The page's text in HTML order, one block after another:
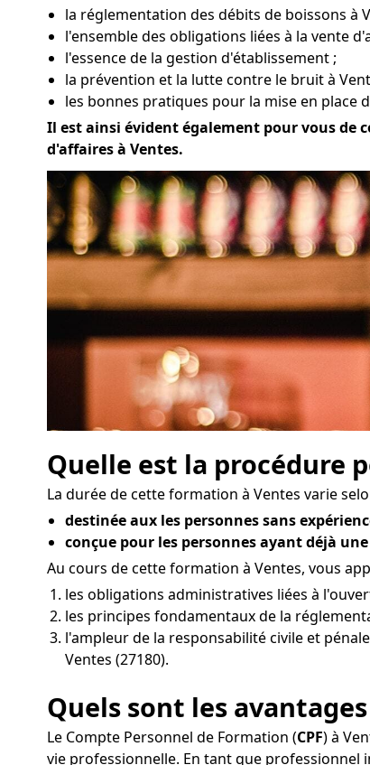
la réglementation des débits de boissons à
l'ensemble des obligations liées à la vente
l'essence de la gestion d'établissement ;
la prévention et la lutte contre le bruit à
les bonnes pratiques pour la mise en place
Il est ainsi évident également pour vous de
d'affaires à Ventes.
Quelle est la procédure
La durée de cette formation à Ventes varie
destinée aux les personnes sans
conçue pour les personnes ayant déjà
Au cours de cette formation à Ventes, vous
les obligations administratives liées à
les principes fondamentaux de la
l'ampleur de la responsabilité civile et
Ventes (27180).
Quels sont les
Le Compte Personnel de Formation (CPF) à
vie professionnelle. En tant que